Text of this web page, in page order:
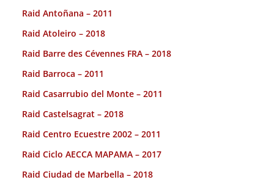
Raid Antoñana – 2011
Raid Atoleiro – 2018
Raid Barre des Cévennes FRA – 2018
Raid Barroca – 2011
Raid Casarrubio del Monte – 2011
Raid Castelsagrat – 2018
Raid Centro Ecuestre 2002 – 2011
Raid Ciclo AECCA MAPAMA – 2017
Raid Ciudad de Marbella – 2018